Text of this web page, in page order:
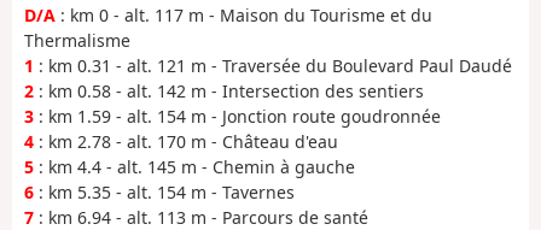
D/A : km 0 - alt. 117 m - Maison du Tourisme et du
Thermalisme
1 : km 0.31 - alt. 121 m - Traversée du Boulevard Paul Daudé
2 : km 0.58 - alt. 142 m - Intersection des sentiers
3 : km 1.59 - alt. 154 m - Jonction route goudronnée
4 : km 2.78 - alt. 170 m - Château d'eau
5 : km 4.4 - alt. 145 m - Chemin à gauche
6 : km 5.35 - alt. 154 m - Tavernes
7 : km 6.94 - alt. 113 m - Parcours de santé